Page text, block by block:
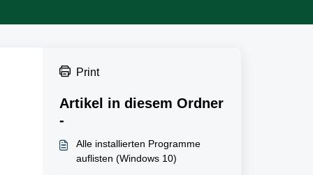
Print
Artikel in diesem Ordner
-
Alle installierten Programme
auflisten (Windows 10)